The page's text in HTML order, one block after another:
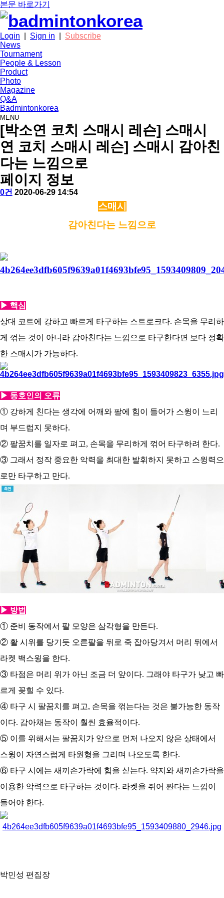
본문 바로가기
Login Sign in
Subscribe
News
Tournament
People & Lesson
Product
Photo
Magazine
Q&A
Badmintonkorea
MENU
people
[박소연 코치 스매시 레슨] 스매시
연 코치 스매시 레슨] 스매시 감아친
다는 느낌으로
페이지 정보
작
배
댓
0건 작
2020-06-29 14:54
스매시
감아친다는 느낌으로
▶ 핵심
상대 코트에 강하고 빠르게 타구하는 스트로크다. 손목을 무리하
게 꺾는 것이 아니라 감아친다는 느낌으로 타구한다면 보다 정확
한 스매시가 가능하다.
▶ 동호인의 오류
① 강하게 친다는 생각에 어깨와 팔에 힘이 들어가 스윙이 느리
며 부드럽지 못하다.
② 팔꿈치를 일자로 펴고, 손목을 무리하게 꺾어 타구하려 한다.
③ 그래서 정작 중요한 악력을 최대한 발휘하지 못하고 스윙력으
로만 타구하고 만다.
▶ 방법
① 준비 동작에서 팔 모양은 삼각형을 만든다.
② 활 시위를 당기듯 오른팔을 뒤로 죽 잡아당겨서 머리 뒤에서
라켓 백스윙을 한다.
③ 타점은 머리 위가 아닌 조금 더 앞이다. 그래야 타구가 낮고 빠
르게 꽂힐 수 있다.
④ 타구 시 팔꿈치를 펴고, 손목을 꺾는다는 것은 불가능한 동작
이다. 감아채는 동작이 훨씬 효율적이다.
⑤ 이를 위해서는 팔꿈치가 앞으로 먼저 나오지 않은 상태에서
스윙이 자연스럽게 타원형을 그리며 나오도록 한다.
⑥ 타구 시에는 새끼손가락에 힘을 싣는다. 약지와 새끼손가락을
이용한 악력으로 타구하는 것이다. 라켓을 쥐어 짠다는 느낌이
들어야 한다.
박민성 편집장